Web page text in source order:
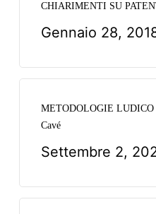
CHIARIMENTI SU
Gennaio 28,
METODOLOGIE LUDICO
Cavé
Settembre 2,